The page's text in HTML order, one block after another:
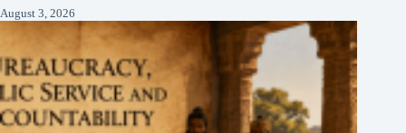
August 3, 2026